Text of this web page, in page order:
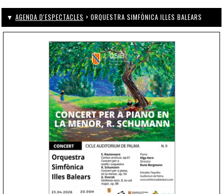
▼ AGENDA D'ESPECTACLES > ORQUESTRA SIMFÒNICA ILLES BALEARS